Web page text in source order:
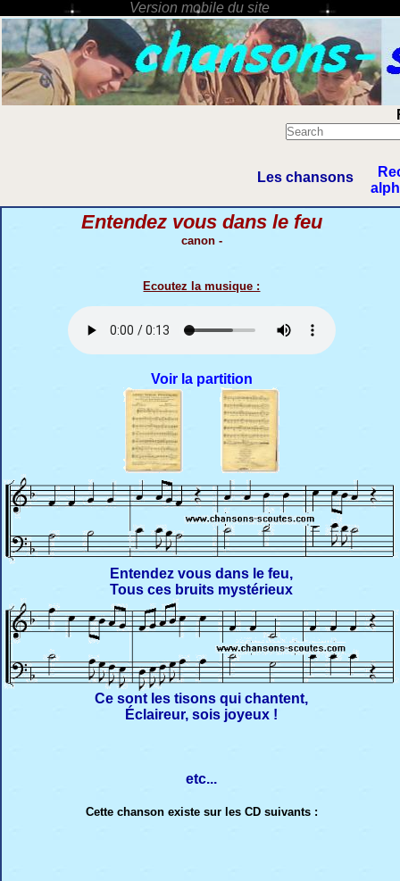
Les chansons
Entendez vous dans le feu
canon -
Ecoutez la musique :
Voir la partition
Entendez vous dans le feu,
Tous ces bruits mystérieux
Ce sont les tisons qui chantent,
Éclaireur, sois joyeux !
etc...
Cette chanson existe sur les CD suivants :